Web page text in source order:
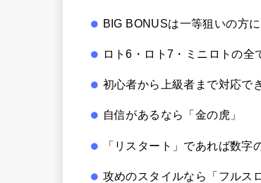
BIG BONUSは一等狙いの方
ロト6・ロト7・ミニロトの全
初心者から上級者まで対応で
自信があるなら「金の虎」
「リスタート」であれば数字
攻めのスタイルなら「フルス